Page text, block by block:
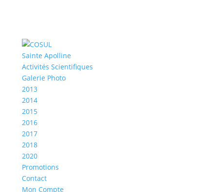
Sainte Apolline
Activités Scientifiques
Galerie Photo
2013
2014
2015
2016
2017
2018
2020
Promotions
Contact
Mon Compte